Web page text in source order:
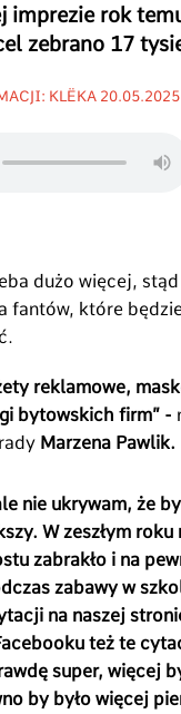
imprezie rok
zebrano 17
KLËKA 20.05.2025
dużo więcej,
fantów, które
reklamowe,
bytowskich firm” -
Marzena Pawlik.
nie ukrywam, że
W zeszłym roku
zabrakło i na
zabawy w
na naszej
też te
super, więcej
by było więcej